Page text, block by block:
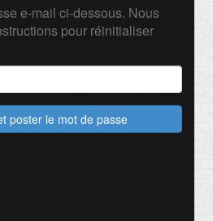
e-mail ci-dessous. Nous
pour réinitialiser
poster le mot de passe